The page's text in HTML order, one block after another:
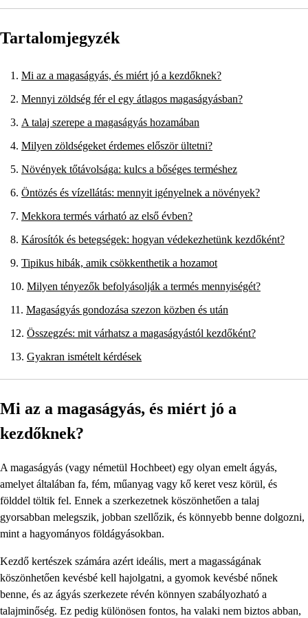
Tartalomjegyzék
Mi az a magaságyás, és miért jó a kezdőknek?
Mennyi zöldség fér el egy átlagos magaságyásban?
A talaj szerepe a magaságyás hozamában
Milyen zöldségeket érdemes először ültetni?
Növények tőtávolsága: kulcs a bőséges terméshez
Öntözés és vízellátás: mennyit igényelnek a növények?
Mekkora termés várható az első évben?
Károsítók és betegségek: hogyan védekezhetünk kezdőként?
Tipikus hibák, amik csökkenthetik a hozamot
Milyen tényezők befolyásolják a termés mennyiségét?
Magaságyás gondozása szezon közben és után
Összegzés: mit várhatsz a magaságyástól kezdőként?
Gyakran ismételt kérdések
Mi az a magaságyás, és miért jó a
kezdőknek?
A magaságyás (vagy németül Hochbeet) egy olyan emelt ágyás,
amelyet általában fa, fém, műanyag vagy kő keret vesz körül, és
földdel töltik fel. Ennek a szerkezetnek köszönhetően a talaj
gyorsabban melegszik, jobban szellőzik, és könnyebb benne dolgozni,
mint a hagyományos földágyásokban.
Kezdő kertészek számára azért ideális, mert a magasságának
köszönhetően kevésbé kell hajolgatni, a gyomok kevésbé nőnek
benne, és az ágyás szerkezete révén könnyen szabályozható a
talajminőség. Ez pedig különösen fontos, ha valaki nem biztos abban,